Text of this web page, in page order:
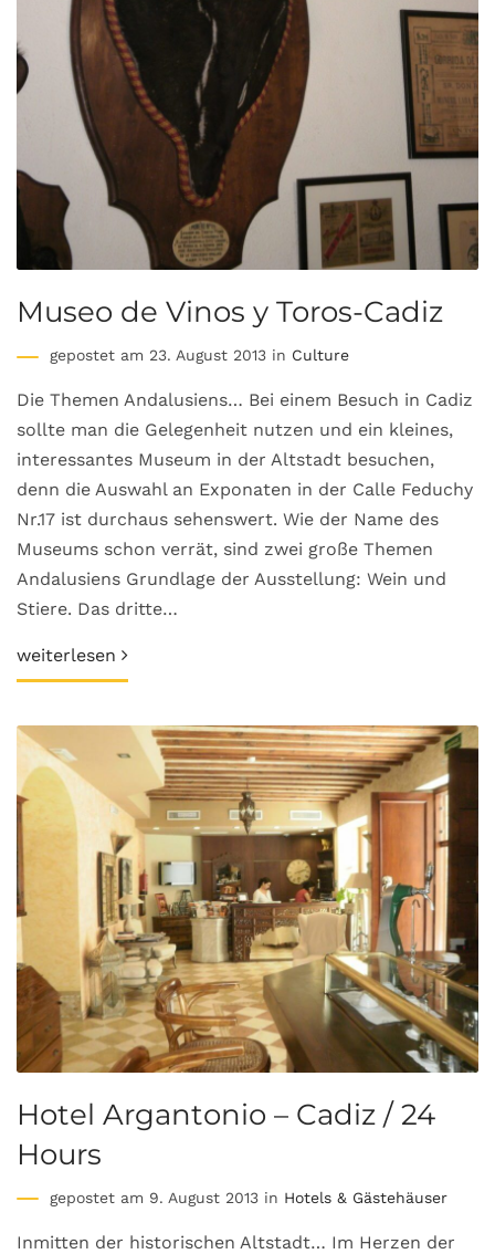
Museo de Vinos y Toros-Cadiz
gepostet am 23. August 2013 in Culture
Die Themen Andalusiens… Bei einem Besuch in Cadiz
sollte man die Gelegenheit nutzen und ein kleines,
interessantes Museum in der Altstadt besuchen,
denn die Auswahl an Exponaten in der Calle Feduchy
Nr.17 ist durchaus sehenswert. Wie der Name des
Museums schon verrät, sind zwei große Themen
Andalusiens Grundlage der Ausstellung: Wein und
Stiere. Das dritte…
weiterlesen
Hotel Argantonio – Cadiz / 24
Hours
gepostet am 9. August 2013 in Hotels & Gästehäuser
Inmitten der historischen Altstadt… Im Herzen der